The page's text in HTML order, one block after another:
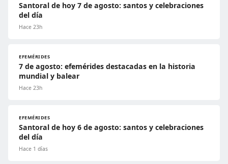
Santoral de hoy 7 de agosto: santos y celebraciones
del día
Hace 23h
EFEMÉRIDES
7 de agosto: efemérides destacadas en la historia
mundial y balear
Hace 23h
EFEMÉRIDES
Santoral de hoy 6 de agosto: santos y celebraciones
del día
Hace 1 días